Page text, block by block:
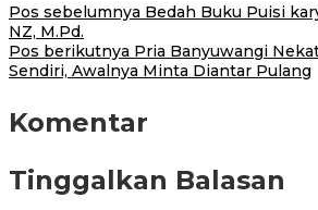
Pos sebelumnya Bedah Buku Puisi
NZ, M.Pd.
Pos berikutnya Pria Banyuwangi
Sendiri, Awalnya Minta Diantar Pulang
Komentar
Tinggalkan Balasan